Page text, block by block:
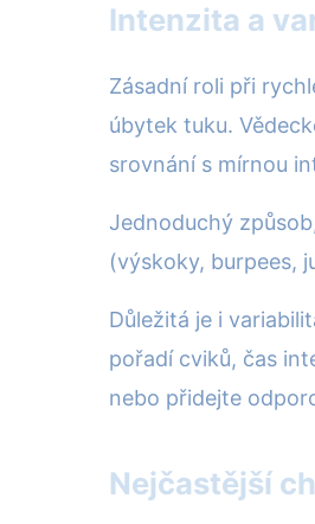
Intenzita a
Zásadní roli při
úbytek tuku.
srovnání s mírnou
Jednoduchý
(výskoky, burpees,
Důležitá je i
pořadí cviků, čas
nebo přidejte
Nejčastější